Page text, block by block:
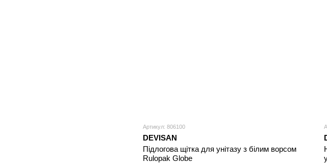
Артикул: 806100
DEVISAN
Підлогова щітка для унітазу з білим ворсом
Rulopak Globe